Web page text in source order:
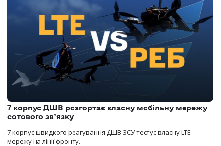
7 корпус ДШВ розгортає власну мобільну мережу
сотового зв’язку
7 корпус швидкого реагування ДШВ ЗСУ тестує власну LTE-
мережу на лінії фронту.